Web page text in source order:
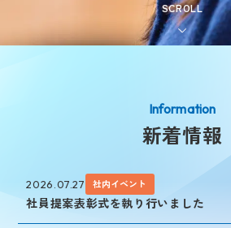
SCROLL
新着情報
2026.07.27 社内イベント
社員提案表彰式を執り行いました